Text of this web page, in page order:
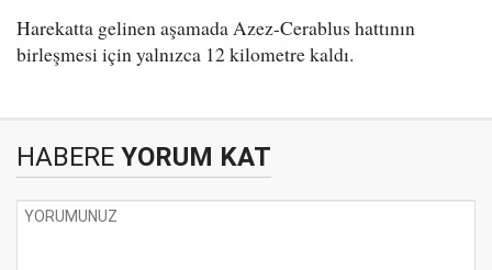
Harekatta gelinen aşamada Azez-Cerablus hattının
birleşmesi için yalnızca 12 kilometre kaldı.
HABERE YORUM KAT